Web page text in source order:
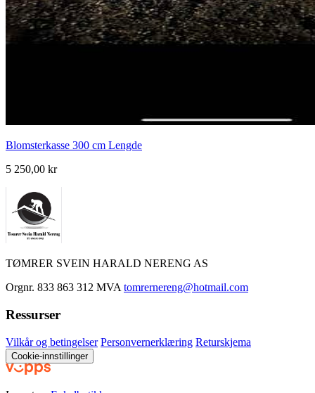
Blomsterkasse 300 cm Lengde
5 250,00 kr
TØMRER SVEIN HARALD NERENG AS
Orgnr. 833 863 312 MVA tomrernereng@hotmail.com
Ressurser
Vilkår og betingelser Personvernerklæring Returskjema
Cookie-innstillinger